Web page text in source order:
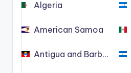
Algeria
American Samoa
Antigua and Barbuda